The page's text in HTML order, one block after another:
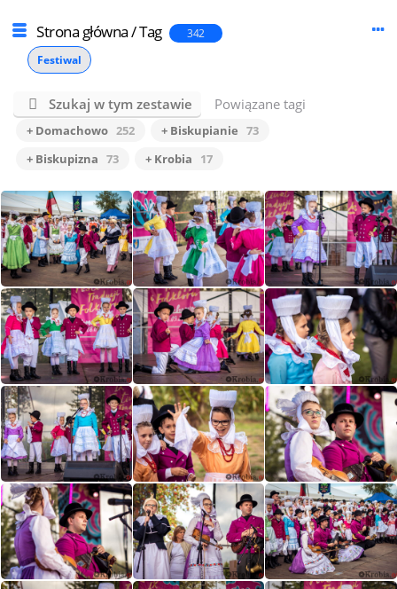
Strona główna/Tag
342
Festiwal
Szukaj w tym zestawie Powiązane tagi
+ Domachowo 252 + Biskupianie 73
+ Biskupizna 73 + Krobia 17